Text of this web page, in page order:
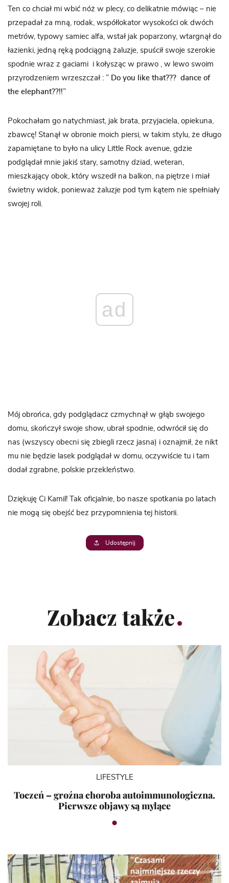
Ten co chciał mi wbić nóż w plecy, co delikatnie mówiąc – nie
przepadał za mną, rodak, współlokator wysokości ok dwóch
metrów, typowy samiec alfa, wstał jak poparzony, wtargnął do
łazienki, jedną ręką podciągną żaluzje, spuścił swoje szerokie
spodnie wraz z gaciami i kołysząc w prawo , w lewo swoim
przyrodzeniem wrzeszczał : ” Do you like that??? dance of
the elephant??!!”
Pokochałam go natychmiast, jak brata, przyjaciela, opiekuna,
zbawcę! Stanął w obronie moich piersi, w takim stylu, że długo
zapamiętane to było na ulicy Little Rock avenue, gdzie
podglądał mnie jakiś stary, samotny dziad, weteran,
mieszkający obok, który wszedł na balkon, na piętrze i miał
świetny widok, ponieważ żaluzje pod tym kątem nie spełniały
swojej roli.
ad
Mój obrońca, gdy podglądacz czmychnął w głąb swojego
domu, skończył swoje show, ubrał spodnie, odwrócił się do
nas (wszyscy obecni się zbiegli rzecz jasna) i oznajmił, że nikt
mu nie będzie lasek podglądał w domu, oczywiście tu i tam
dodał zgrabne, polskie przekleństwo.
Dziękuję Ci Kamil! Tak oficjalnie, bo nasze spotkania po latach
nie mogą się obejść bez przypomnienia tej historii.
Udostępnij
Zobacz także
LIFESTYLE
Toczeń – groźna choroba autoimmunologiczna.
Pierwsze objawy są mylące